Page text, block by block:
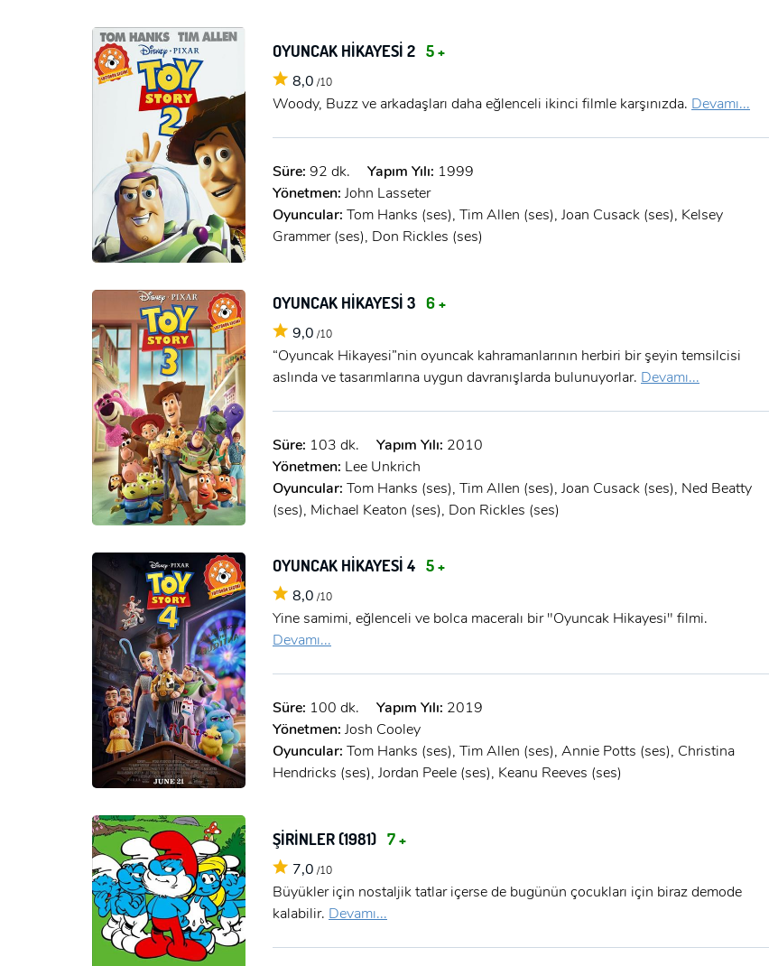
OYUNCAK HİKAYESİ 2 5 +
8,0 /10
Woody, Buzz ve arkadaşları daha eğlenceli ikinci filmle karşınızda. Devamı...
Süre: 92 dk. Yapım Yılı: 1999
Yönetmen: John Lasseter
Oyuncular: Tom Hanks (ses), Tim Allen (ses), Joan Cusack (ses), Kelsey
Grammer (ses), Don Rickles (ses)
OYUNCAK HİKAYESİ 3 6 +
9,0 /10
“Oyuncak Hikayesi”nin oyuncak kahramanlarının herbiri bir şeyin temsilcisi
aslında ve tasarımlarına uygun davranışlarda bulunuyorlar. Devamı...
Süre: 103 dk. Yapım Yılı: 2010
Yönetmen: Lee Unkrich
Oyuncular: Tom Hanks (ses), Tim Allen (ses), Joan Cusack (ses), Ned Beatty
(ses), Michael Keaton (ses), Don Rickles (ses)
OYUNCAK HİKAYESİ 4 5 +
8,0 /10
Yine samimi, eğlenceli ve bolca maceralı bir "Oyuncak Hikayesi" filmi.
Devamı...
Süre: 100 dk. Yapım Yılı: 2019
Yönetmen: Josh Cooley
Oyuncular: Tom Hanks (ses), Tim Allen (ses), Annie Potts (ses), Christina
Hendricks (ses), Jordan Peele (ses), Keanu Reeves (ses)
ŞİRİNLER (1981) 7 +
7,0 /10
Büyükler için nostaljik tatlar içerse de bugünün çocukları için biraz demode
kalabilir. Devamı...